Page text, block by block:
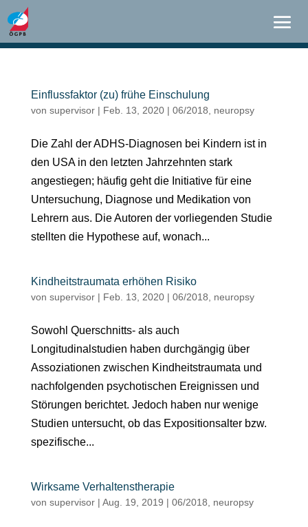
Einflussfaktor (zu) frühe Einschulung
von supervisor| Feb. 13, 2020| 06/2018 neuropsy
Die Zahl der ADHS-Diagnosen bei Kindern ist in
den USA in den letzten Jahrzehnten stark
angestiegen; häufig geht die Initiative für eine
Untersuchung, Diagnose und Medikation von
Lehrern aus. Die Autoren der vorliegenden Studie
stellten die Hypothese auf, wonach...
Kindheitstraumata erhöhen Risiko
von supervisor| Feb. 13, 2020| 06/2018 neuropsy
Sowohl Querschnitts- als auch
Longitudinalstudien haben durchgängig über
Assoziationen zwischen Kindheitstraumata und
nachfolgenden psychotischen Ereignissen und
Störungen berichtet. Jedoch haben nur wenige
Studien untersucht, ob das Expositionsalter bzw.
spezifische...
Wirksame Verhaltenstherapie
von supervisor| Aug. 19, 2019 | 06/2018 neuropsy